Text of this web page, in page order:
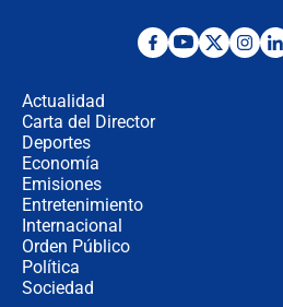
Desde
Actualidad
Carta del Director
Deportes
Economía
Emisiones
Entretenimiento
Internacional
Orden Público
Política
Sociedad